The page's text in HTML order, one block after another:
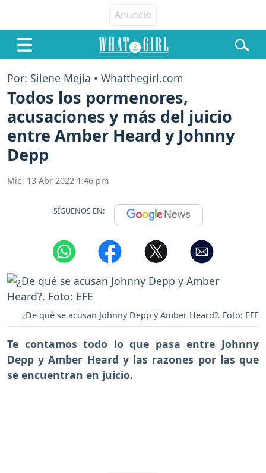
Por: Silene Mejía • Whatthegirl.com
Todos los pormenores,
acusaciones y más del juicio
entre Amber Heard y Johnny
Depp
Mié, 13 Abr 2022 1:46 pm
SÍGUENOS EN:
¿De qué se acusan Johnny Depp y Amber Heard?. Foto: EFE
Te contamos todo lo que pasa entre Johnny
Depp y Amber Heard y las razones por las que
se encuentran en juicio.